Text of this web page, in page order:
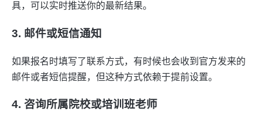
具，可以实时推送你的最新结果。
3. 邮件或短信通知
如果报名时填写了联系方式，有时候也会收到官方发来的
邮件或者短信提醒，但这种方式依赖于提前设置。
4. 咨询所属院校或培训班老师